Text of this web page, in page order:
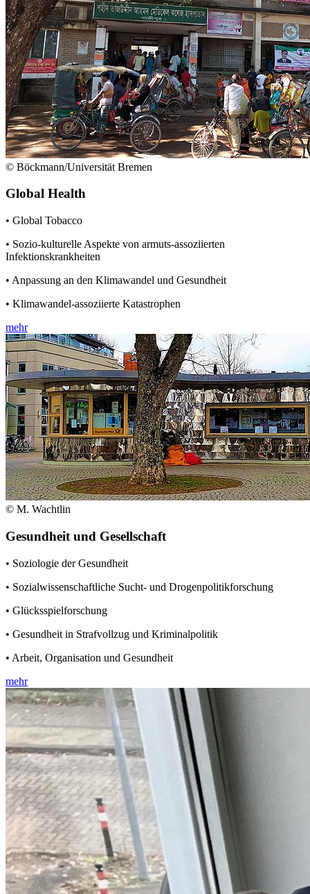
© Böckmann/Universität Bremen
Global Health
• Global Tobacco
• Sozio-kulturelle Aspekte von armuts-assoziierten
Infektionskrankheiten
• Anpassung an den Klimawandel und Gesundheit
• Klimawandel-assoziierte Katastrophen
mehr
© M. Wachtlin
Gesundheit und Gesellschaft
• Soziologie der Gesundheit
• Sozialwissenschaftliche Sucht- und Drogenpolitikforschung
• Glücksspielforschung
• Gesundheit in Strafvollzug und Kriminalpolitik
• Arbeit, Organisation und Gesundheit
mehr